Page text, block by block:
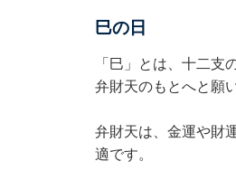
巳の日
「巳」とは、十二支
弁財天のもとへと願
弁財天は、金運や財
適です。